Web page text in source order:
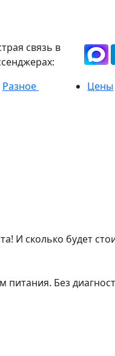
связь в
Разное Цены
И сколько будет
Без